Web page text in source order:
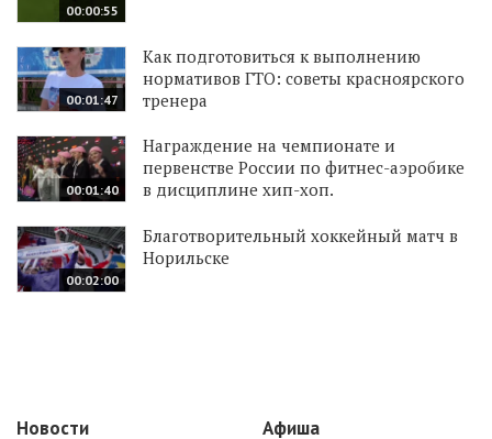
00:00:55
00:01:47
Как подготовиться к выполнению
нормативов ГТО: советы красноярского
тренера
00:01:40
Награждение на чемпионате и
первенстве России по фитнес-аэробике
в дисциплине хип-хоп.
00:02:00
Благотворительный хоккейный матч в
Норильске
Новости
Афиша